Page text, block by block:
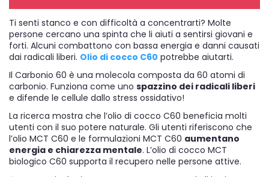
Ti senti stanco e con difficoltà a concentrarti? Molte
persone cercano una spinta che li aiuti a sentirsi giovani e
forti. Alcuni combattono con bassa energia e danni causati
dai radicali liberi. Olio di cocco C60 potrebbe aiutarti.
Il Carbonio 60 è una molecola composta da 60 atomi di
carbonio. Funziona come uno spazzino dei radicali liberi
e difende le cellule dallo stress ossidativo!
La ricerca mostra che l’olio di cocco C60 beneficia molti
utenti con il suo potere naturale. Gli utenti riferiscono che
l’olio MCT C60 e le formulazioni MCT C60 aumentano
energia e chiarezza mentale. L’olio di cocco MCT
biologico C60 supporta il recupero nelle persone attive.